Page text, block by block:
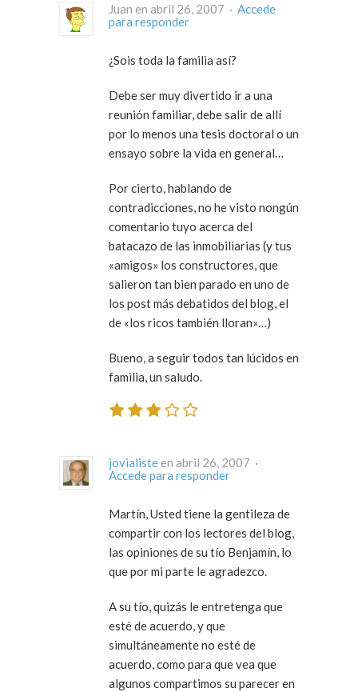
Juan en abril 26, 2007 · Accede
para responder
¿Sois toda la familia así?
Debe ser muy divertido ir a una
reunión familiar, debe salir de allí
por lo menos una tesis doctoral o un
ensayo sobre la vida en general…
Por cierto, hablando de
contradicciones, no he visto nongún
comentario tuyo acerca del
batacazo de las inmobiliarias (y tus
«amigos» los constructores, que
salieron tan bien parado en uno de
los post más debatidos del blog, el
de «los ricos también lloran»…)
Bueno, a seguir todos tan lúcidos en
familia, un saludo.
jovialiste
en abril 26, 2007 ·
Accede para responder
Martín, Usted tiene la gentileza de
compartir con los lectores del blog,
las opiniones de su tío Benjamín, lo
que por mi parte le agradezco.
A su tío, quizás le entretenga que
esté de acuerdo, y que
simultáneamente no esté de
acuerdo, como para que vea que
algunos compartimos su parecer en